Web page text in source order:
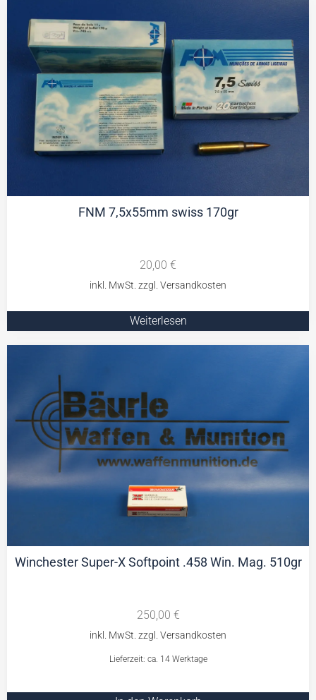
FNM 7,5x55mm swiss 170gr
20,00 €
Weiterlesen
Winchester Super-X Softpoint .458 Win. Mag. 510gr
250,00 €
Lieferzeit: ca. 14 Werktage